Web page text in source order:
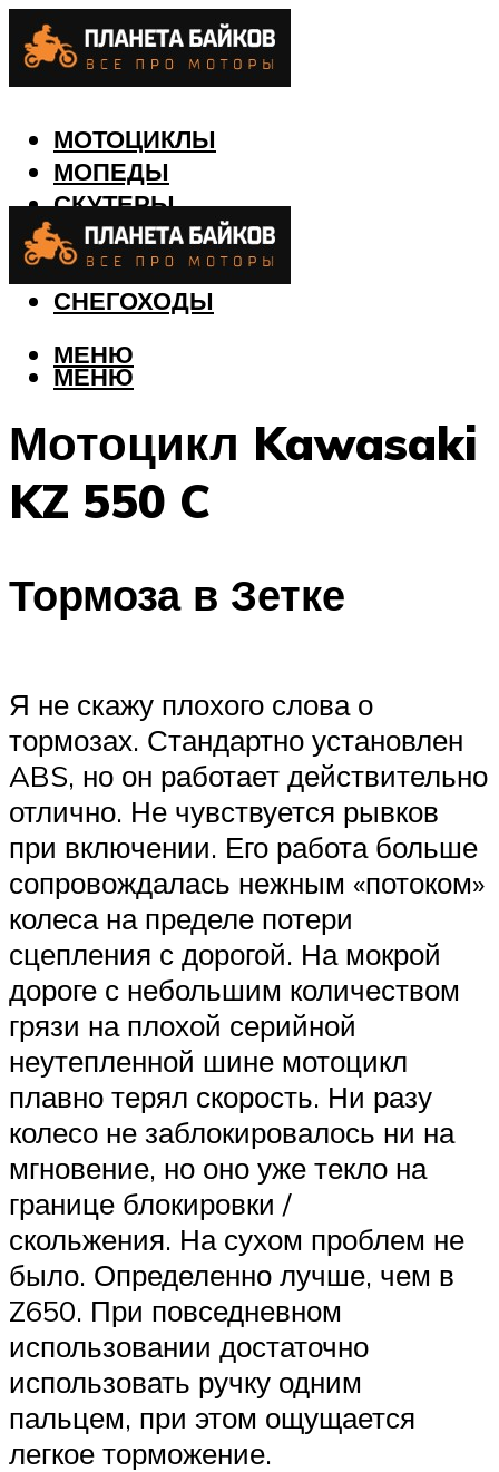
МОТОЦИКЛЫ
МОПЕДЫ
СКУТЕРЫ
КВАДРОЦИКЛЫ
ЛОДКИ
СНЕГОХОДЫ
МЕНЮ
МЕНЮ
Мотоцикл Kawasaki
KZ 550 C
Тормоза в Зетке
Я не скажу плохого слова о
тормозах. Стандартно установлен
ABS, но он работает действительно
отлично. Не чувствуется рывков
при включении. Его работа больше
сопровождалась нежным «потоком»
колеса на пределе потери
сцепления с дорогой. На мокрой
дороге с небольшим количеством
грязи на плохой серийной
неутепленной шине мотоцикл
плавно терял скорость. Ни разу
колесо не заблокировалось ни на
мгновение, но оно уже текло на
границе блокировки /
скольжения. На сухом проблем не
было. Определенно лучше, чем в
Z650. При повседневном
использовании достаточно
использовать ручку одним
пальцем, при этом ощущается
легкое торможение.